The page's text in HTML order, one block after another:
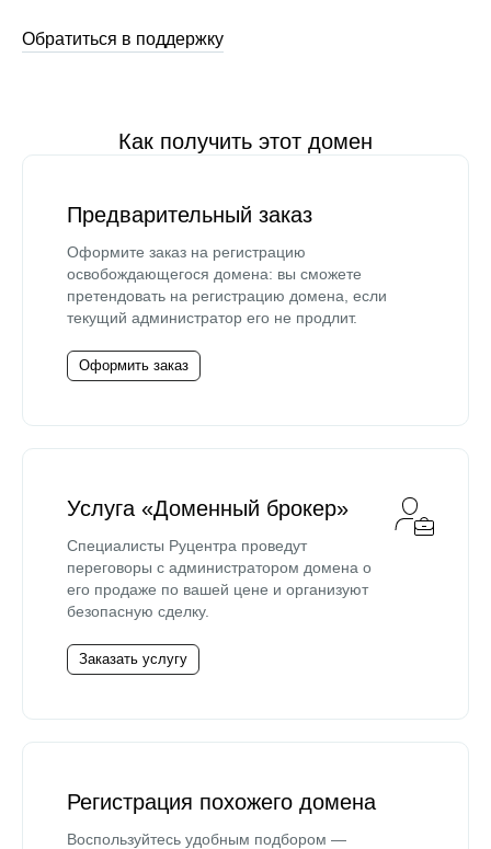
Обратиться в поддержку
Как получить этот домен
Предварительный заказ
Оформите заказ на регистрацию
освобождающегося домена: вы сможете
претендовать на регистрацию домена, если
текущий администратор его не продлит.
Оформить заказ
Услуга «Доменный брокер»
Специалисты Руцентра проведут
переговоры с администратором домена о
его продаже по вашей цене и организуют
безопасную сделку.
Заказать услугу
Регистрация похожего домена
Воспользуйтесь удобным подбором —